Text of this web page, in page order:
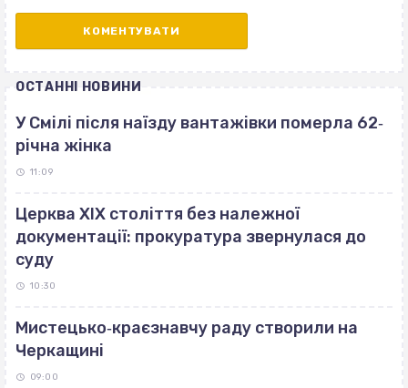
ОСТАННІ НОВИНИ
У Смілі після наїзду вантажівки померла 62‐
річна жінка
11:09
Церква ХІХ століття без належної
документації: прокуратура звернулася до
суду
10:30
Мистецько‐краєзнавчу раду створили на
Черкащині
09:00